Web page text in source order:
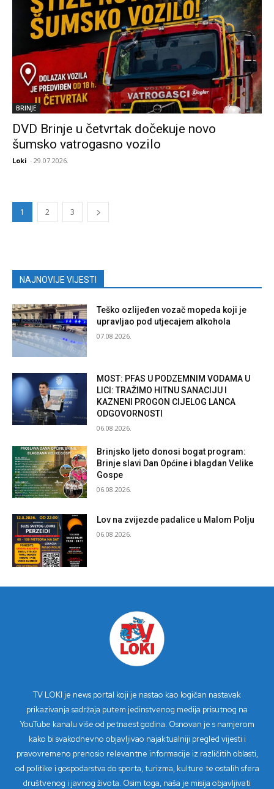
BRINJE
DVD Brinje u četvrtak dočekuje novo
šumsko vatrogasno vozilo
Loki - 29.07.2026.
1 2 3
NAJNOVIJE VIJESTI
Teško ozlijeđen vozač mopeda koji je
upravljao pod utjecajem alkohola
07.08.2026.
MOST: PFAS U PODZEMNIM VODAMA U
LICI: TRAŽIMO HITNU SANACIJU I
KAZNENI PROGON CIJELOG LANCA
ODGOVORNOSTI
06.08.2026.
Brinjsko ljeto donosi bogat program:
Brinje slavi Dan Općine i blagdan Velike
Gospe
06.08.2026.
Lov na zvijezde padalice u Malom Polju
06.08.2026.
TV LOKI je news portal koji je nastao kao logičan nastavak
prikazivanja sadržaja putem jedinstvenog medija prisutnog na
YouTube kanalu više od petnaest godina. Osnovan je s namjerom
kako bi svakodnevno objavljivao najaktualniji pregled vijesti i
pravovremeno prenosio relevantne informacije iz različitih oblasti,
od politike i gospodarstva do sporta, turizma, kulture te ostalih sfera
društvenog i javnog života. Osim toga, naša je misija objavljivati